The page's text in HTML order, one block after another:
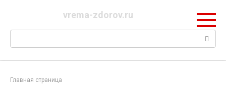
vrema-zdorov.ru
Поиск:
Главная страница